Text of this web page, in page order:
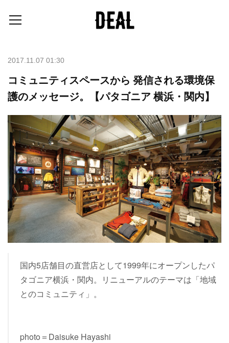
2017.11.07 01:30
コミュニティスペースから 発信される環境保
護のメッセージ。【パタゴニア 横浜・関内】
国内5店舗目の直営店として1999年にオープンしたパ
タゴニア横浜・関内。リニューアルのテーマは「地域
とのコミュニティ」。
photo＝Daisuke Hayashi